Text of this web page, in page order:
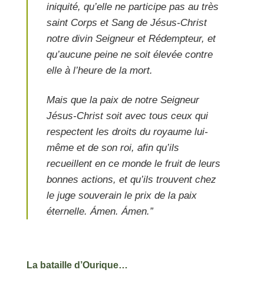
iniquité, qu’elle ne participe pas au très
saint Corps et Sang de Jésus-Christ
notre divin Seigneur et Rédempteur, et
qu’aucune peine ne soit élevée contre
elle à l’heure de la mort.
Mais que la paix de notre Seigneur
Jésus-Christ soit avec tous ceux qui
respectent les droits du royaume lui-
même et de son roi, afin qu’ils
recueillent en ce monde le fruit de leurs
bonnes actions, et qu’ils trouvent chez
le juge souverain le prix de la paix
éternelle. Ámen. Ámen.”
La bataille d’Ourique…